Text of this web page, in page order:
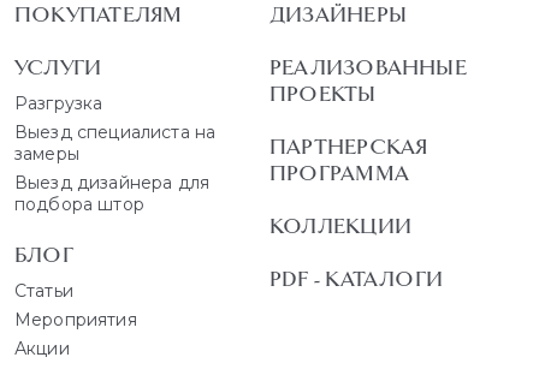
ПОКУПАТЕЛЯМ
УСЛУГИ
Разгрузка
Выезд специалиста на
замеры
Выезд дизайнера для
подбора штор
БЛОГ
Статьи
Мероприятия
Акции
ДИЗАЙНЕРЫ
РЕАЛИЗОВАННЫЕ
ПРОЕКТЫ
ПАРТНЕРСКАЯ
ПРОГРАММА
КОЛЛЕКЦИИ
PDF - КАТАЛОГИ